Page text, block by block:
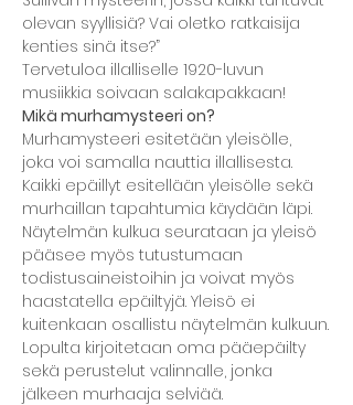
olevan syyllisiä? Vai oletko ratkaisija
kenties sinä itse?”
Tervetuloa illalliselle 1920-luvun
musiikkia soivaan salakapakkaan!
Mikä murhamysteeri on?
Murhamysteeri esitetään yleisölle,
joka voi samalla nauttia illallisesta.
Kaikki epäillyt esitellään yleisölle sekä
murhaillan tapahtumia käydään läpi.
Näytelmän kulkua seurataan ja yleisö
pääsee myös tutustumaan
todistusaineistoihin ja voivat myös
haastatella epäiltyjä. Yleisö ei
kuitenkaan osallistu näytelmän kulkuun.
Lopulta kirjoitetaan oma pääepäilty
sekä perustelut valinnalle, jonka
jälkeen murhaaja selviää.